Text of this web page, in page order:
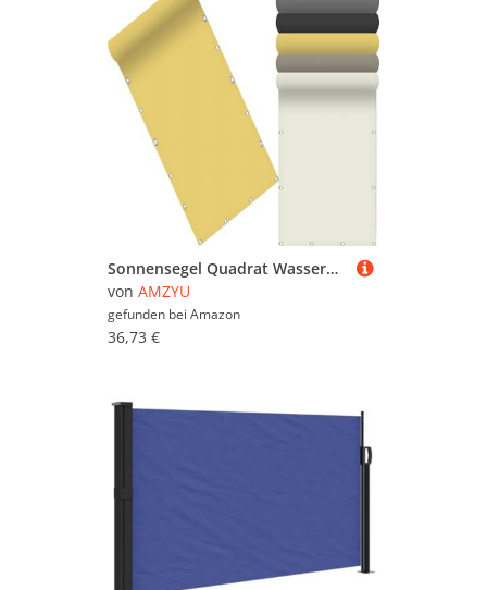
Sonnensegel Quadrat Wasserdicht 125 x 365 cm Seitenmarkise Schattierungsnetz Uv-Schutz Wetterfest Rechteck inkl Befestigungsseile für Camping Patio Schwimmbad, Creme Farben
von AMZYU
gefunden bei Amazon
36,73 €